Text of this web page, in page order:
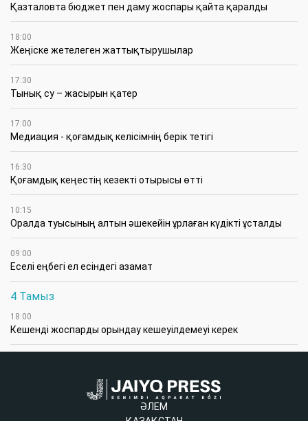
Қазталовта бюджет пен даму жоспары қайта қаралды
18:00
Жеңіске жетелеген жаттықтырушылар
17:30
Тынық су – жасырын қатер
17:00
Медиация - қоғамдық келісімнің берік тетігі
16:30
Қоғамдық кеңестің кезекті отырысы өтті
10:15
Оралда туысының алтын әшекейін ұрлаған күдікті ұсталды
09:00
Еселі еңбегі ел есіндегі азамат
4 Тамыз
18:00
Кешенді жоспарды орындау кешеуілдемеуі керек
ӘЛЕМ